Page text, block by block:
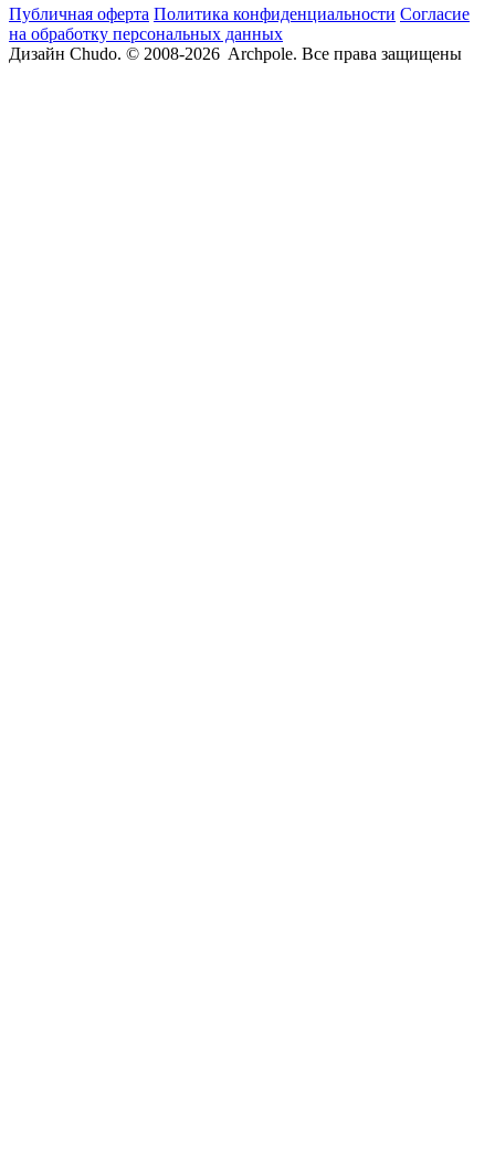
Публичная оферта Политика конфиденциальности Согласие
на обработку персональных данных
Дизайн Chudo. © 2008-2026 Archpole. Все права защищены